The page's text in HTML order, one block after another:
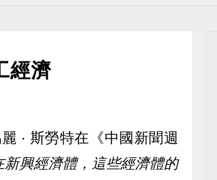
經濟
‧ 斯勞特在《中國新聞週
興經濟體，這些經濟體的